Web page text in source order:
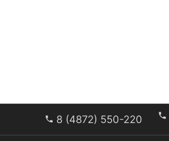
8 (4872) 550-220